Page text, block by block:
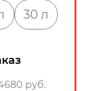
30 л
руб.